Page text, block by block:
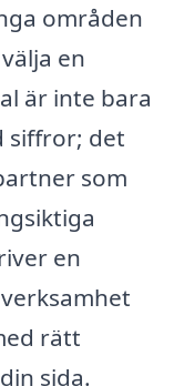
områden
en
är inte bara
siffror; det
som
en
rätt
sida.